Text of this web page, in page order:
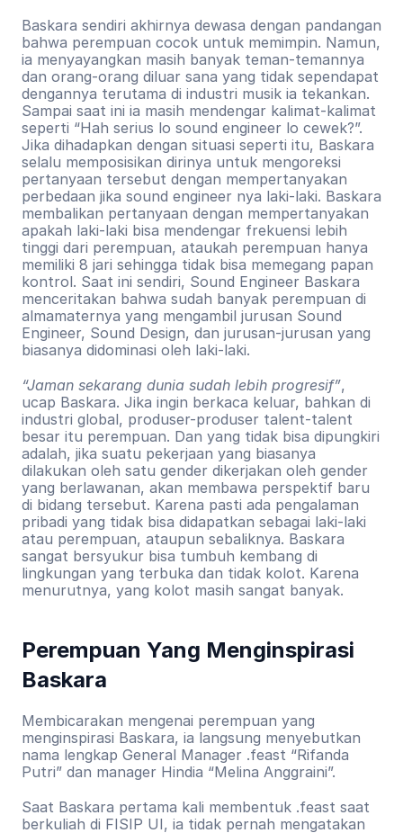
Baskara sendiri akhirnya dewasa dengan pandangan
bahwa perempuan cocok untuk memimpin. Namun,
ia menyayangkan masih banyak teman-temannya
dan orang-orang diluar sana yang tidak sependapat
dengannya terutama di industri musik ia tekankan.
Sampai saat ini ia masih mendengar kalimat-kalimat
seperti “Hah serius lo sound engineer lo cewek?”.
Jika dihadapkan dengan situasi seperti itu, Baskara
selalu memposisikan dirinya untuk mengoreksi
pertanyaan tersebut dengan mempertanyakan
perbedaan jika sound engineer nya laki-laki. Baskara
membalikan pertanyaan dengan mempertanyakan
apakah laki-laki bisa mendengar frekuensi lebih
tinggi dari perempuan, ataukah perempuan hanya
memiliki 8 jari sehingga tidak bisa memegang papan
kontrol. Saat ini sendiri, Sound Engineer Baskara
menceritakan bahwa sudah banyak perempuan di
almamaternya yang mengambil jurusan Sound
Engineer, Sound Design, dan jurusan-jurusan yang
biasanya didominasi oleh laki-laki.
“Jaman sekarang dunia sudah lebih progresif”,
ucap Baskara. Jika ingin berkaca keluar, bahkan di
industri global, produser-produser talent-talent
besar itu perempuan. Dan yang tidak bisa dipungkiri
adalah, jika suatu pekerjaan yang biasanya
dilakukan oleh satu gender dikerjakan oleh gender
yang berlawanan, akan membawa perspektif baru
di bidang tersebut. Karena pasti ada pengalaman
pribadi yang tidak bisa didapatkan sebagai laki-laki
atau perempuan, ataupun sebaliknya. Baskara
sangat bersyukur bisa tumbuh kembang di
lingkungan yang terbuka dan tidak kolot. Karena
menurutnya, yang kolot masih sangat banyak.
Perempuan Yang Menginspirasi
Baskara
Membicarakan mengenai perempuan yang
menginspirasi Baskara, ia langsung menyebutkan
nama lengkap General Manager .feast “Rifanda
Putri” dan manager Hindia “Melina Anggraini”.
Saat Baskara pertama kali membentuk .feast saat
berkuliah di FISIP UI, ia tidak pernah mengatakan